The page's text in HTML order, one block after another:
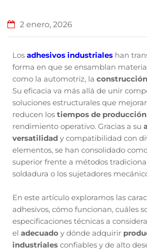
2 enero, 2026
Los adhesivos industriales han
forma en que se ensamblan
como la automotriz, la construcción
Su eficacia va más allá de unir
soluciones estructurales que
reducen los tiempos de producción
rendimiento operativo. Gracias a su
versatilidad y compatibilidad con
elementos, se han consolidado
superior frente a métodos
soldadura o los sujetadores
En este artículo exploramos las
adhesivos, cómo funcionan, cuáles
especificaciones técnicas a
el adecuado y dónde adquirir
industriales confiables y de alto